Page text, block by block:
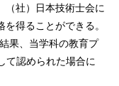
（社）日本技術士会に
得ることができる。
果、当学科の教育プ
て認められた場合に